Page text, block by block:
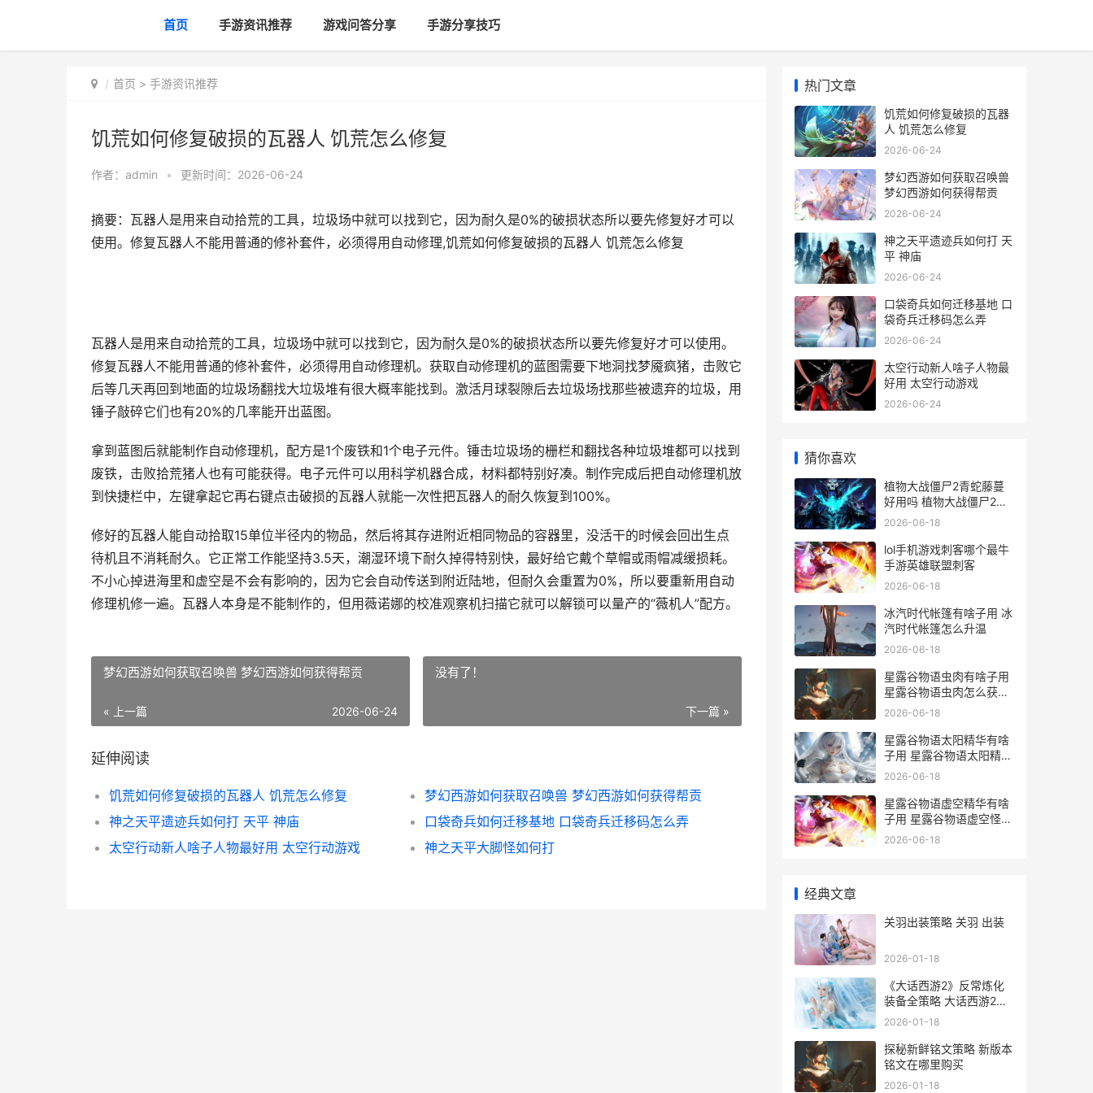
首页 手游资讯推荐 游戏问答分享 手游分享技巧
首页 > 手游资讯推荐
饥荒如何修复破损的瓦器人 饥荒怎么修复
作者： admin • 更新时间：2026-06-24
摘要：瓦器人是用来自动拾荒的工具，垃圾场中就可以找到它，因为耐久是0%的破损状态所以要先修复好才可以
使用。修复瓦器人不能用普通的修补套件，必须得用自动修理,饥荒如何修复破损的瓦器人 饥荒怎么修复
瓦器人是用来自动拾荒的工具，垃圾场中就可以找到它，因为耐久是0%的破损状态所以要先修复好才可以使用。
修复瓦器人不能用普通的修补套件，必须得用自动修理机。获取自动修理机的蓝图需要下地洞找梦魇疯猪，击败它
后等几天再回到地面的垃圾场翻找大垃圾堆有很大概率能找到。激活月球裂隙后去垃圾场找那些被遗弃的垃圾，用
锤子敲碎它们也有20%的几率能开出蓝图。
拿到蓝图后就能制作自动修理机，配方是1个废铁和1个电子元件。锤击垃圾场的栅栏和翻找各种垃圾堆都可以找到
废铁，击败拾荒猪人也有可能获得。电子元件可以用科学机器合成，材料都特别好凑。制作完成后把自动修理机放
到快捷栏中，左键拿起它再右键点击破损的瓦器人就能一次性把瓦器人的耐久恢复到100%。
修好的瓦器人能自动拾取15单位半径内的物品，然后将其存进附近相同物品的容器里，没活干的时候会回出生点
待机且不消耗耐久。它正常工作能坚持3.5天，潮湿环境下耐久掉得特别快，最好给它戴个草帽或雨帽减缓损耗。
不小心掉进海里和虚空是不会有影响的，因为它会自动传送到附近陆地，但耐久会重置为0%，所以要重新用自动
修理机修一遍。瓦器人本身是不能制作的，但用薇诺娜的校准观察机扫描它就可以解锁可以量产的“薇机人”配方。
梦幻西游如何获取召唤兽 梦幻西游如何获得帮贡
« 上一篇 2026-06-24
没有了！
下一篇 »
延伸阅读
饥荒如何修复破损的瓦器人 饥荒怎么修复
梦幻西游如何获取召唤兽 梦幻西游如何获得帮贡
神之天平遗迹兵如何打 天平 神庙
口袋奇兵如何迁移基地 口袋奇兵迁移码怎么弄
太空行动新人啥子人物最好用 太空行动游戏
神之天平大脚怪如何打
热门文章
饥荒如何修复破损的瓦器
人 饥荒怎么修复
2026-06-24
梦幻西游如何获取召唤兽
梦幻西游如何获得帮贡
2026-06-24
神之天平遗迹兵如何打 天
平 神庙
2026-06-24
口袋奇兵如何迁移基地 口
袋奇兵迁移码怎么弄
2026-06-24
太空行动新人啥子人物最
好用 太空行动游戏
2026-06-24
猜你喜欢
植物大战僵尸2青蛇藤蔓
好用吗 植物大战僵尸2兑
换码
2026-06-18
lol手机游戏刺客哪个最牛
手游英雄联盟刺客
2026-06-18
冰汽时代帐篷有啥子用 冰
汽时代帐篷怎么升温
2026-06-18
星露谷物语虫肉有啥子用
星露谷物语虫肉怎么获
得?
2026-06-18
星露谷物语太阳精华有啥
子用 星露谷物语太阳精华
有什么用
2026-06-18
星露谷物语虚空精华有啥
子用 星露谷物语虚空怪在
哪里刷
2026-06-18
经典文章
关羽出装策略 关羽 出装
2026-01-18
《大话西游2》反常炼化
装备全策略 大话西游2网
易正版官网客户端
2026-01-18
探秘新鲜铭文策略 新版本
铭文在哪里购买
2026-01-18